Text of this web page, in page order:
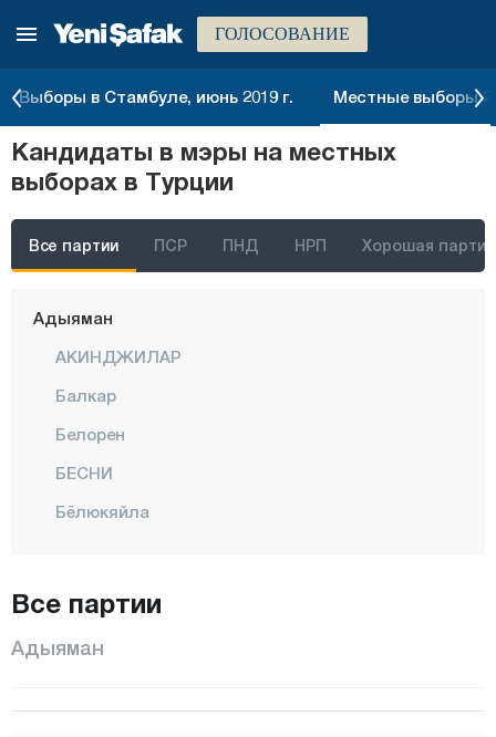
ГОЛОСОВАНИЕ
Выборы в Стамбуле, июнь 2019 г. Местные выборы
Кандидаты в мэры на местных
выборах в Турции
Все партии ПСР ПНД НРП Хорошая партия
Стамбул
Анкара
Адана
Адыяман
АКИНДЖИЛАР
Балкар
Белорен
БЕСНИ
Бёлюкяйла
Все партии
Адыяман